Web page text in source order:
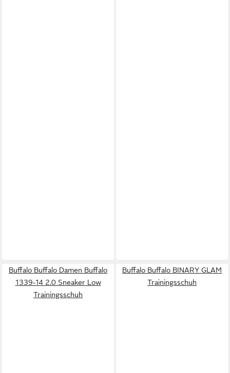
Buffalo Buffalo Damen Buffalo
1339-14 2.0 Sneaker Low
Trainingsschuh
Buffalo Buffalo BINARY GLAM
Trainingsschuh